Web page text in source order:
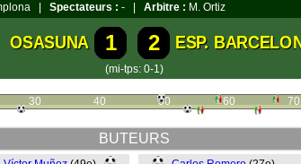
| Spectateurs : - | Arbitre : M. Ortiz
OSASUNA 1 2 ESP.
(mi-tps: 0-1)
30 40 50 60 70
BUTEURS